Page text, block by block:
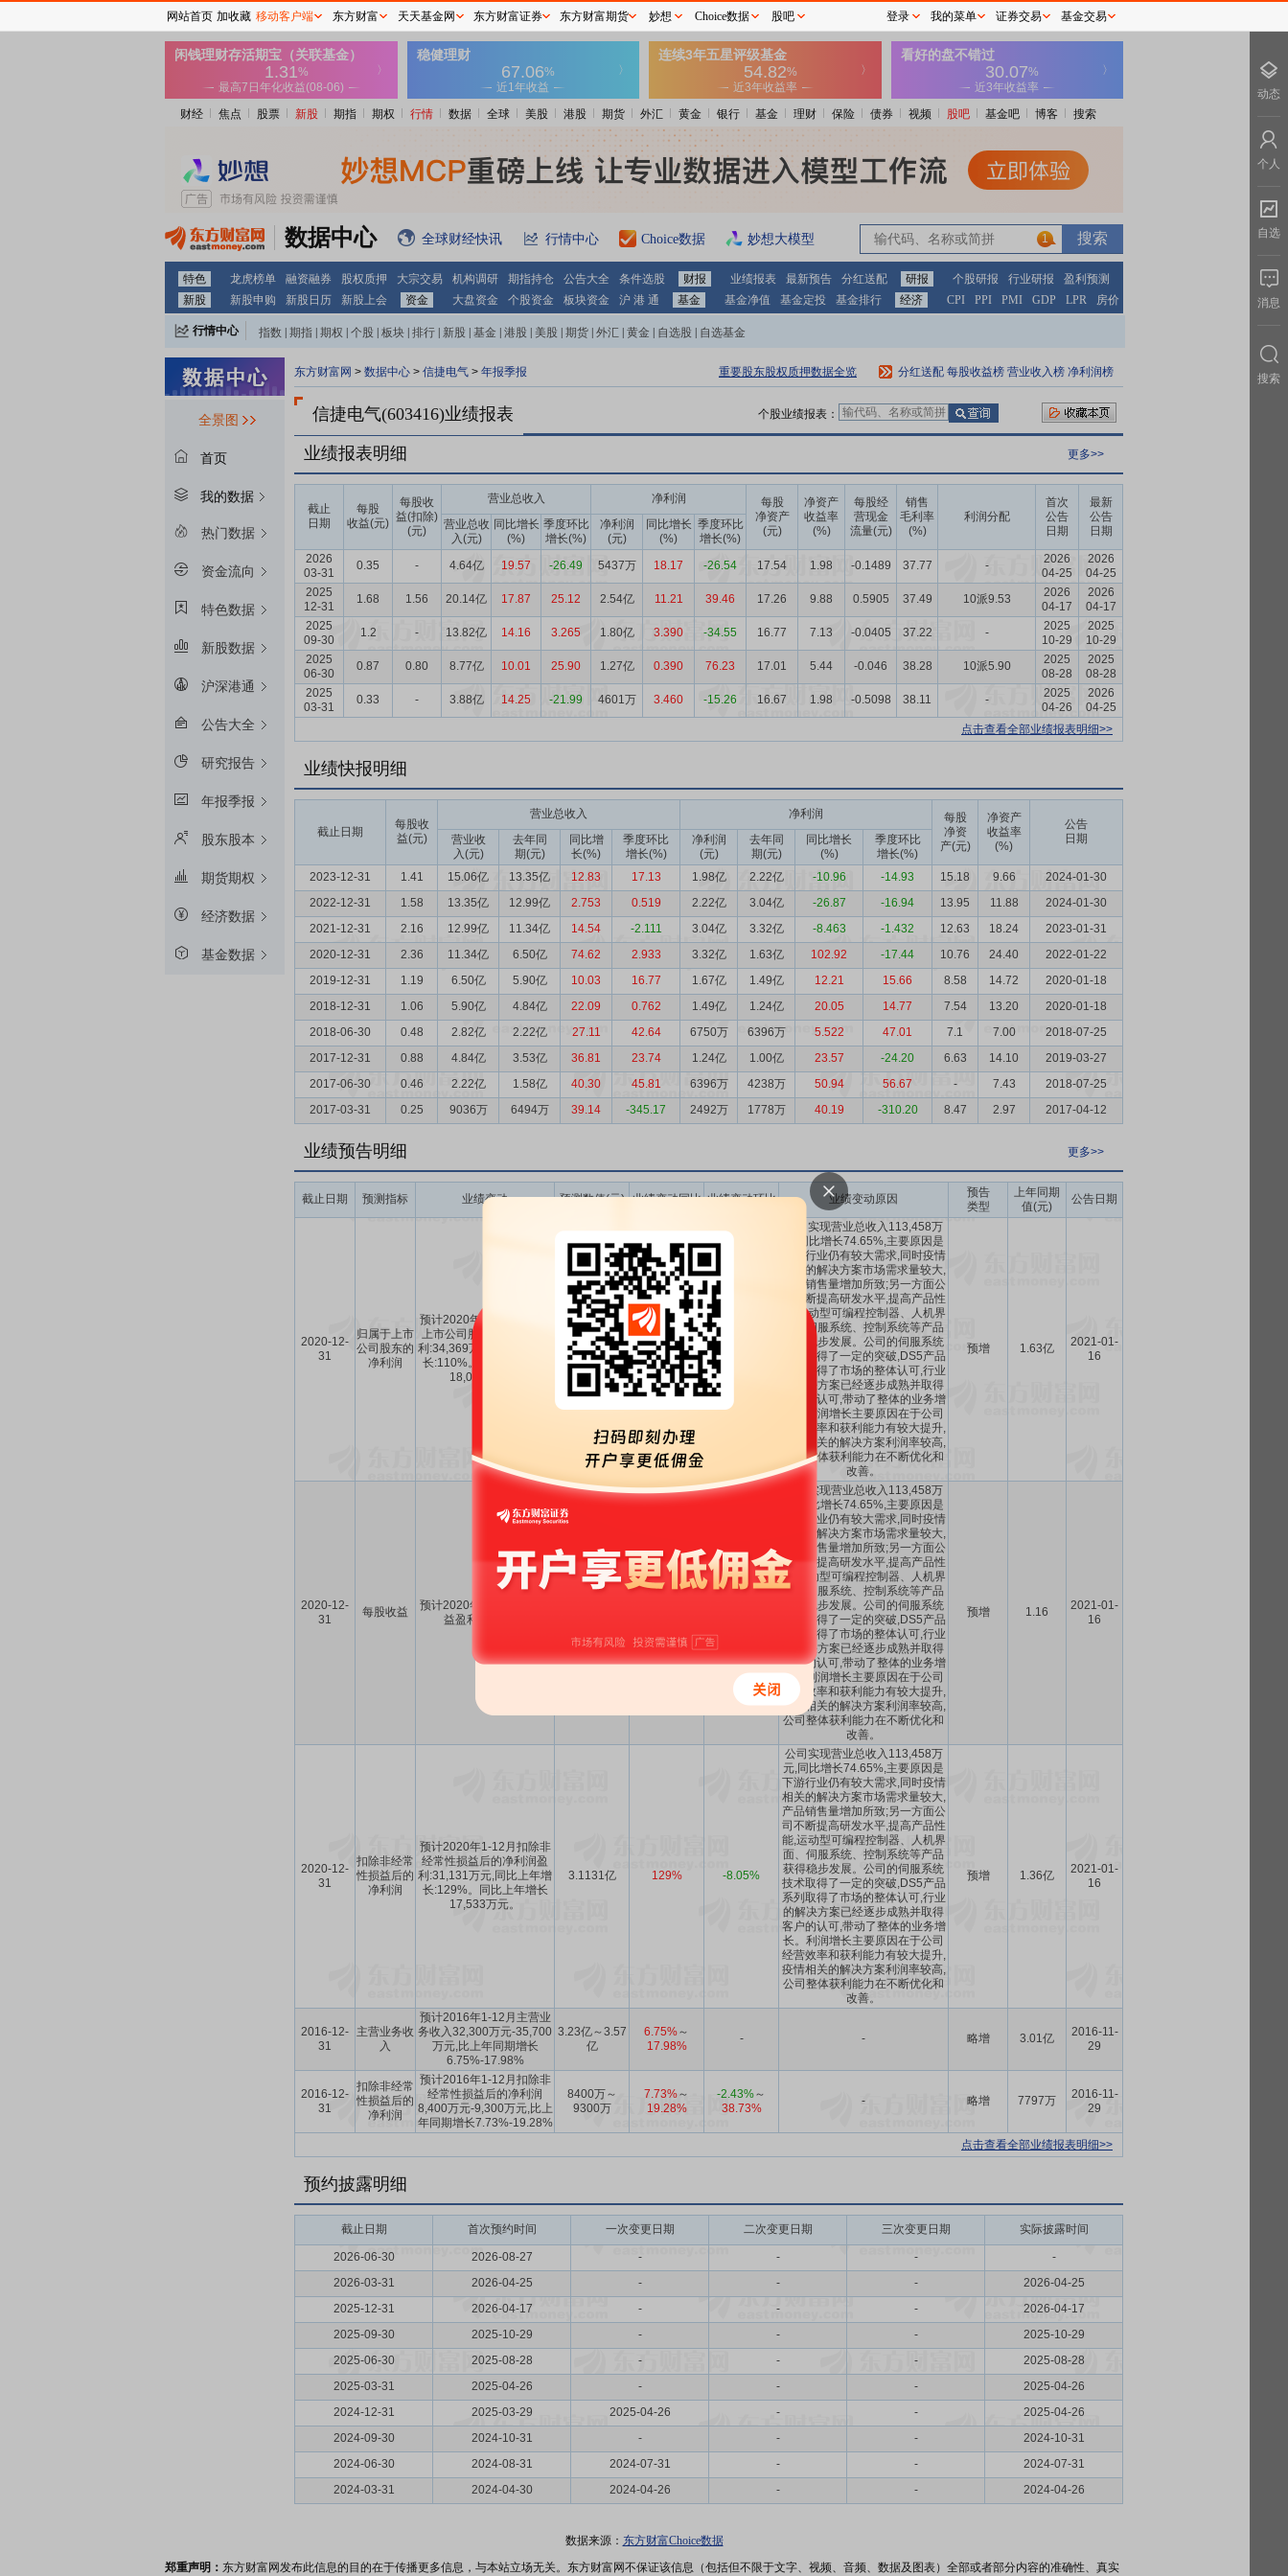
财经 焦点 股票 新股 期指 期权 行情 数据 全球 美股 港股 期货 外汇 黄金 银行 基金 理财 保险 债券 视频 股吧 基金吧 博客 搜索
数据中心 全球财经快讯 行情中心 Choice数据 妙想大模型 1
特色 龙虎榜单 融资融券 股权质押 大宗交易 机构调研 期指持仓 公告大全 条件选股 财报 业绩报表 最新预告 分红送配 研报 个股研报 行业研报
盈利预测
新股
新股申购 新股日历 新股上会 资金 大盘资金 个股资金 板块资金 沪 港 通 基金 基金净值 基金定投 基金排行 经济 CPI PPI PMI GDP LPR 房价
行情中心 指数 期指 期权 个股 板块 排行 新股 基金 港股 美股 期货 外汇 黄金 自选股 自选基金
全景图
首页
我的数据
热门数据
资金流向
特色数据
新股数据
沪深港通
公告大全
研究报告
年报季报
股东股本
期货期权
经济数据
基金数据
东方财富网 > 数据中心 > 信捷电气 > 年报季报 重要股东股权质押数据全览 分红送配 每股收益榜 营业收入榜 净利润榜
信捷电气(603416)业绩报表 个股业绩报表：
业绩报表明细 更多>>
截止
日期
每股
收益(元)
每股收
益(扣除)
(元)
营业总收入 净利润
每股
净资产
(元)
净资产
收益率
(%)
每股经
营现金
流量(元)
销售
毛利率
(%)
利润分配
首次
公告
日期
最新
公告
日期
营业总收
入(元)
同比增长
(%)
季度环比
增长(%)
净利润
(元)
同比增长
(%)
季度环比
增长(%)
2026
03-31
0.35 - 4.64亿 19.57 -26.49 5437万 18.17 -26.54 17.54 1.98 -0.1489 37.77 -
2026
04-25
2026
04-25
2025
12-31
1.68 1.56 20.14亿 17.87 25.12 2.54亿 11.21 39.46 17.26 9.88 0.5905 37.49 10派9.53
2026
04-17
2026
04-17
2025
09-30
1.2 - 13.82亿 14.16 3.265 1.80亿 3.390 -34.55 16.77 7.13 -0.0405 37.22 -
2025
10-29
2025
10-29
2025
06-30
0.87 0.80 8.77亿 10.01 25.90 1.27亿 0.390 76.23 17.01 5.44 -0.046 38.28 10派5.90
2025
08-28
2025
08-28
2025
03-31
0.33 - 3.88亿 14.25 -21.99 4601万 3.460 -15.26 16.67 1.98 -0.5098 38.11 -
2025
04-26
2026
04-25
点击查看全部业绩报表明细>>
业绩快报明细
截止日期
每股收
益(元)
营业总收入 净利润
每股
净资
产(元)
净资产
收益率
(%)
公告
日期
营业收
入(元)
去年同
期(元)
同比增
长(%)
季度环比
增长(%)
净利润
(元)
去年同
期(元)
同比增长
(%)
季度环比
增长(%)
2023-12-31
1.41 15.06亿 13.35亿 12.83 17.13 1.98亿 2.22亿 -10.96 -14.93 15.18 9.66
2024-01-30
2022-12-31
1.58 13.35亿 12.99亿 2.753 0.519 2.22亿 3.04亿 -26.87 -16.94 13.95 11.88
2024-01-30
2021-12-31
2.16 12.99亿 11.34亿 14.54 -2.111 3.04亿 3.32亿 -8.463 -1.432 12.63 18.24
2023-01-31
2020-12-31
2.36 11.34亿 6.50亿 74.62 2.933 3.32亿 1.63亿 102.92 -17.44 10.76 24.40
2022-01-22
2019-12-31
1.19 6.50亿 5.90亿 10.03 16.77 1.67亿 1.49亿 12.21 15.66 8.58 14.72
2020-01-18
2018-12-31
1.06 5.90亿 4.84亿 22.09 0.762 1.49亿 1.24亿 20.05 14.77 7.54 13.20
2020-01-18
2018-06-30
0.48 2.82亿 2.22亿 27.11 42.64 6750万 6396万 5.522 47.01 7.1 7.00
2018-07-25
2017-12-31
0.88 4.84亿 3.53亿 36.81 23.74 1.24亿 1.00亿 23.57 -24.20 6.63 14.10
2019-03-27
2017-06-30
0.46 2.22亿 1.58亿 40.30 45.81 6396万 4238万 50.94 56.67 - 7.43
2018-07-25
2017-03-31
0.25 9036万 6494万 39.14 -345.17 2492万 1778万 40.19 -310.20 8.47 2.97 2017-04-12
业绩预告明细 更多>>
截止日期 预测指标 业绩变动 预测数值(元) 业绩变动同比 业绩变动环比 业绩变动原因
预告
类型
上年同期
值(元)
公告日期
2020-12-
31
归属于上市
公司股东的
净利润
预计2020年1-12月归属于
上市公司股东的净利润盈
利:34,369万元,同比上年增
长:110%。同比上年增长
18,024万元。
3.4369亿 110%
公司实现营业总收入113,458万
元,同比增长74.65%,主要原因是
下游行业仍有较大需求,同时疫情
相关的解决方案市场需求量较大,
产品销售量增加所致;另一方面公
司不断提高研发水平,提高产品性
能,运动型可编程控制器、人机界
面、伺服系统、控制系统等产品
获得稳步发展。公司的伺服系统
技术取得了一定的突破,DS5产品
系列取得了市场的整体认可,行业
的解决方案已经逐步成熟并取得
客户的认可,带动了整体的业务增
长。利润增长主要原因在于公司
经营效率和获利能力有较大提升,
疫情相关的解决方案利润率较高,
公司整体获利能力在不断优化和
改善。
预增 1.63亿
2021-01-
16
2020-12-
31
每股收益
预计2020年1-12月每股收
益盈利:2.45元。
公司实现营业总收入113,458万
元,同比增长74.65%,主要原因是
下游行业仍有较大需求,同时疫情
相关的解决方案市场需求量较大,
产品销售量增加所致;另一方面公
司不断提高研发水平,提高产品性
能,运动型可编程控制器、人机界
面、伺服系统、控制系统等产品
获得稳步发展。公司的伺服系统
技术取得了一定的突破,DS5产品
系列取得了市场的整体认可,行业
的解决方案已经逐步成熟并取得
客户的认可,带动了整体的业务增
长。利润增长主要原因在于公司
经营效率和获利能力有较大提升,
疫情相关的解决方案利润率较高,
公司整体获利能力在不断优化和
改善。
预增 1.16
2021-01-
16
2020-12-
31
扣除非经常
性损益后的
净利润
预计2020年1-12月扣除非
经常性损益后的净利润盈
利:31,131万元,同比上年增
长:129%。同比上年增长
17,533万元。
3.1131亿 129% -8.05%
公司实现营业总收入113,458万
元,同比增长74.65%,主要原因是
下游行业仍有较大需求,同时疫情
相关的解决方案市场需求量较大,
产品销售量增加所致;另一方面公
司不断提高研发水平,提高产品性
能,运动型可编程控制器、人机界
面、伺服系统、控制系统等产品
获得稳步发展。公司的伺服系统
技术取得了一定的突破,DS5产品
系列取得了市场的整体认可,行业
的解决方案已经逐步成熟并取得
客户的认可,带动了整体的业务增
长。利润增长主要原因在于公司
经营效率和获利能力有较大提升,
疫情相关的解决方案利润率较高,
公司整体获利能力在不断优化和
改善。
预增 1.36亿
2021-01-
16
2016-12-
31
主营业务收
入
预计2016年1-12月主营业
务收入32,300万元-35,700
万元,比上年同期增长
6.75%-17.98%
3.23亿～3.57
亿
6.75%～
17.98%
- - 略增 3.01亿
2016-11-
29
2016-12-
31
扣除非经常
性损益后的
净利润
预计2016年1-12月扣除非
经常性损益后的净利润
8,400万元-9,300万元,比上
年同期增长7.73%-19.28%
8400万～
9300万
7.73%～
19.28%
-2.43%～
38.73%
- 略增 7797万
2016-11-
29
点击查看全部业绩报表明细>>
预约披露明细
截止日期 首次预约时间 一次变更日期 二次变更日期 三次变更日期 实际披露时间
2026-06-30 2026-08-27 - - -
-
2026-03-31
2026-04-25 - - -
2026-04-25
2025-12-31
2026-04-17 - - -
2026-04-17
2025-09-30
2025-10-29 - - -
2025-10-29
2025-06-30
2025-08-28 - - -
2025-08-28
2025-03-31
2025-04-26 - - -
2025-04-26
2024-12-31
2025-03-29 2025-04-26 - -
2025-04-26
2024-09-30
2024-10-31 - - -
2024-10-31
2024-06-30
2024-08-31 2024-07-31 - -
2024-07-31
2024-03-31
2024-04-30 2024-04-26 - - 2024-04-26
数据来源： 东方财富Choice数据
郑重声明： 东方财富网发布此信息的目的在于传播更多信息，与本站立场无关。东方财富网不保证该信息（包括但不限于文字、视频、音频、数据及图表）全部或者部分内容的准确性、真实
网站首页 加收藏 移动客户端 东方财富 天天基金网 东方财富证券 东方财富期货 妙想 Choice数据 股吧 登录 我的菜单 证券交易 基金交易
动态
个人
自选
消息
搜索